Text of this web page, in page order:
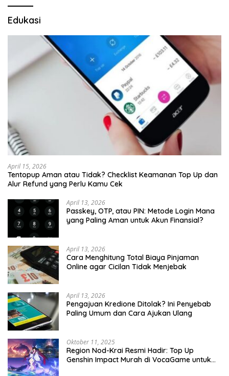
Edukasi
April 15, 2026
Tentopup Aman atau Tidak? Checklist Keamanan Top Up dan
Alur Refund yang Perlu Kamu Cek
April 13, 2026
Passkey, OTP, atau PIN: Metode Login Mana
yang Paling Aman untuk Akun Finansial?
April 13, 2026
Cara Menghitung Total Biaya Pinjaman
Online agar Cicilan Tidak Menjebak
April 13, 2026
Pengajuan Kredione Ditolak? Ini Penyebab
Paling Umum dan Cara Ajukan Ulang
Oktober 11, 2025
Region Nod-Krai Resmi Hadir: Top Up
Genshin Impact Murah di VocaGame untuk